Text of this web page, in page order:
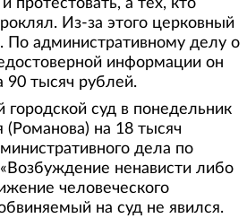
протестовать, а тех, кто
Из-за этого церковный
По административному делу о
информации он
тысяч рублей.
суд в понедельник
на 18 тысяч
дела по
ненависти либо
человеческого
на суд не явился.